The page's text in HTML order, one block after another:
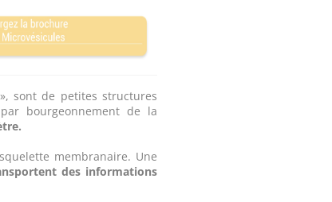
sont de petites structures
bourgeonnement de la
membranaire. Une
des informations